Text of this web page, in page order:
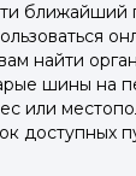
ближайший
найти
шины на
или
доступных